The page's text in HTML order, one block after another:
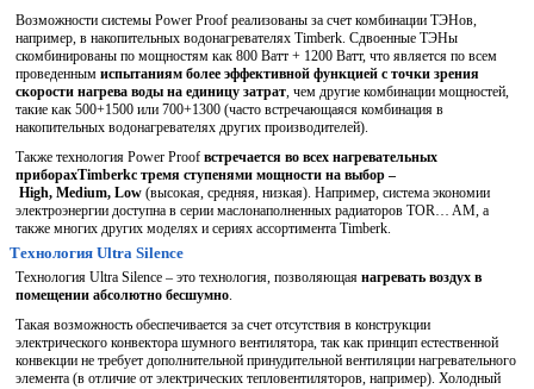
Возможности системы Power Proof реализованы за счет комбинации ТЭНов,
например, в накопительных водонагревателях Timberk. Сдвоенные ТЭНы
скомбинированы по мощностям как 800 Ватт + 1200 Ватт, что является по всем
проведенным испытаниям более эффективной функцией с точки зрения
скорости нагрева воды на единицу затрат, чем другие комбинации мощностей,
такие как 500+1500 или 700+1300 (часто встречающаяся комбинация в
накопительных водонагревателях других производителей).
Также технология Power Proof встречается во всех нагревательных
приборахTimberkс тремя ступенями мощности на выбор –
High, Medium, Low (высокая, средняя, низкая). Например, система экономии
электроэнергии доступна в серии маслонаполненных радиаторов TOR… AM, а
также многих других моделях и сериях ассортимента Timberk.
Технология Ultra Silence
Технология Ultra Silence – это технология, позволяющая нагревать воздух в
помещении абсолютно бесшумно.
Такая возможность обеспечивается за счет отсутствия в конструкции
электрического конвектора шумного вентилятора, так как принцип естественной
конвекции не требует дополнительной принудительной вентиляции нагревательного
элемента (в отличие от электрических тепловентиляторов, например). Холодный